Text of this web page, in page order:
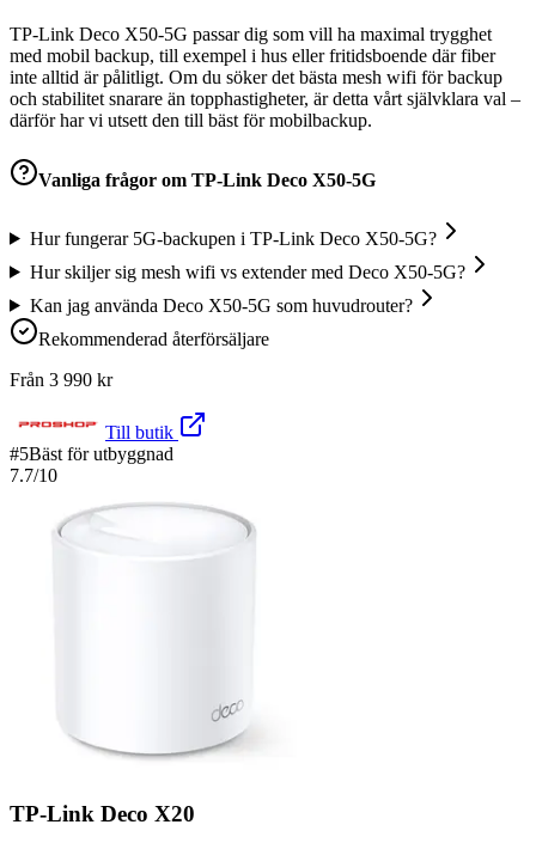
TP-Link Deco X50-5G passar dig som vill ha maximal trygghet
med mobil backup, till exempel i hus eller fritidsboende där fiber
inte alltid är pålitligt. Om du söker det bästa mesh wifi för backup
och stabilitet snarare än topphastigheter, är detta vårt självklara val –
därför har vi utsett den till bäst för mobilbackup.
Vanliga frågor om TP-Link Deco X50-5G
Hur fungerar 5G-backupen i TP-Link Deco X50-5G?
Hur skiljer sig mesh wifi vs extender med Deco X50-5G?
Kan jag använda Deco X50-5G som huvudrouter?
Rekommenderad återförsäljare
Från 3 990 kr
Till butik
#5Bäst för utbyggnad
7.7/10
TP-Link Deco X20